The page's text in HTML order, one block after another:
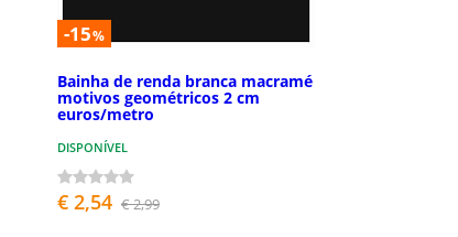
-15%
Bainha de renda branca macramé
motivos geométricos 2 cm
euros/metro
DISPONÍVEL
€ 2,54 € 2,99